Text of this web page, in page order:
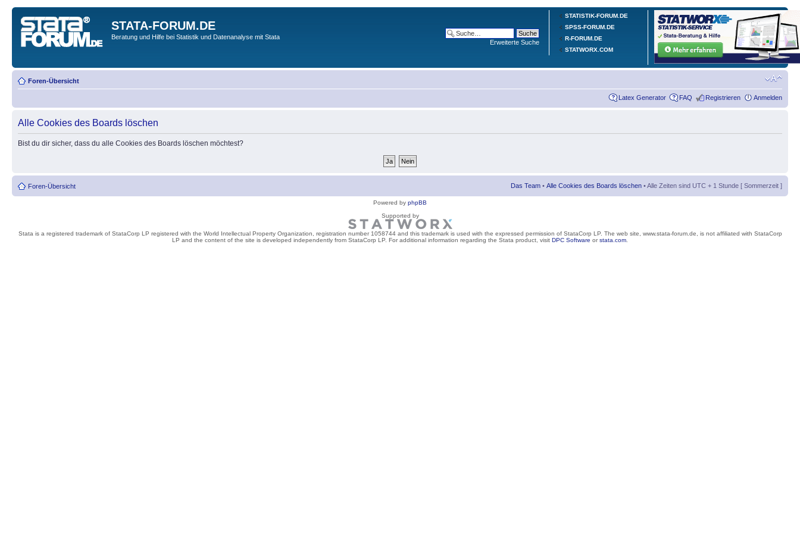
STATISTIK-FORUM.DE
SPSS-FORUM.DE
R-FORUM.DE
STATWORX.COM
STATA-FORUM.DE
Beratung und Hilfe bei Statistik und Datenanalyse mit Stata
Erweiterte Suche
Foren-Übersicht
Latex Generator FAQ Registrieren Anmelden
Alle Cookies des Boards löschen
Bist du dir sicher, dass du alle Cookies des Boards löschen möchtest?
Foren-Übersicht Das Team • Alle Cookies des Boards löschen • Alle Zeiten sind UTC + 1 Stunde [ Sommerzeit ]
Powered by phpBB
Supported by
Stata is a registered trademark of StataCorp LP registered with the World Intellectual Property Organization, registration number 1058744 and this trademark is used with the expressed permission of StataCorp LP. The web site, www.stata-forum.de, is not affiliated with StataCorp
LP and the content of the site is developed independently from StataCorp LP. For additional information regarding the Stata product, visit DPC Software orstata.com